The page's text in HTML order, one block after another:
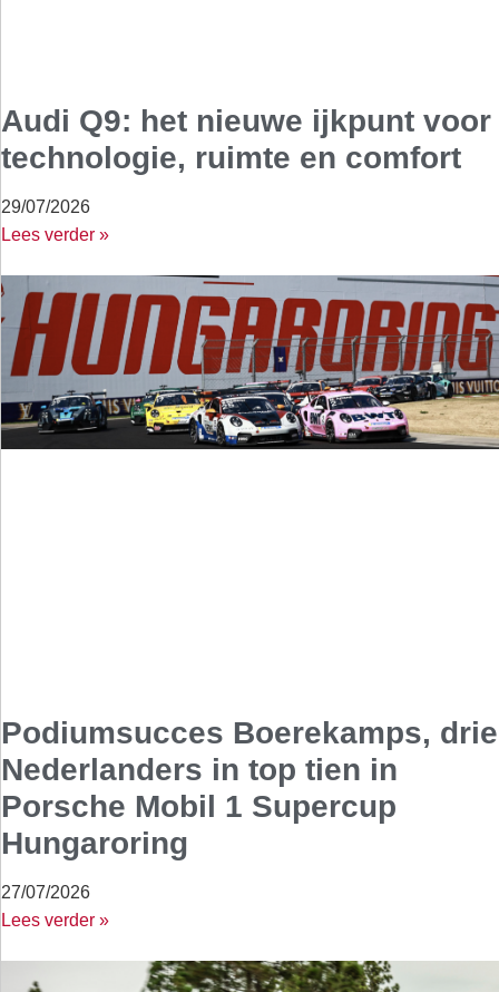
Audi Q9: het nieuwe ijkpunt voor
technologie, ruimte en comfort
29/07/2026
Lees verder »
Podiumsucces Boerekamps, drie
Nederlanders in top tien in
Porsche Mobil 1 Supercup
Hungaroring
27/07/2026
Lees verder »